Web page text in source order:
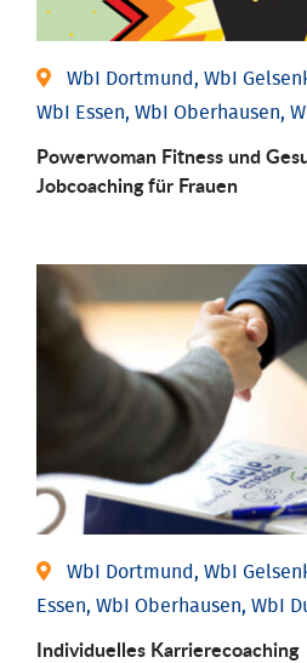
WbI Dortmund, WbI
WbI Essen, WbI Oberhausen,
Powerwoman Fitness und
Job­coaching für Frauen
WbI Dortmund, WbI
Essen, WbI Oberhausen, WbI
Individu­elles Karrierecoaching